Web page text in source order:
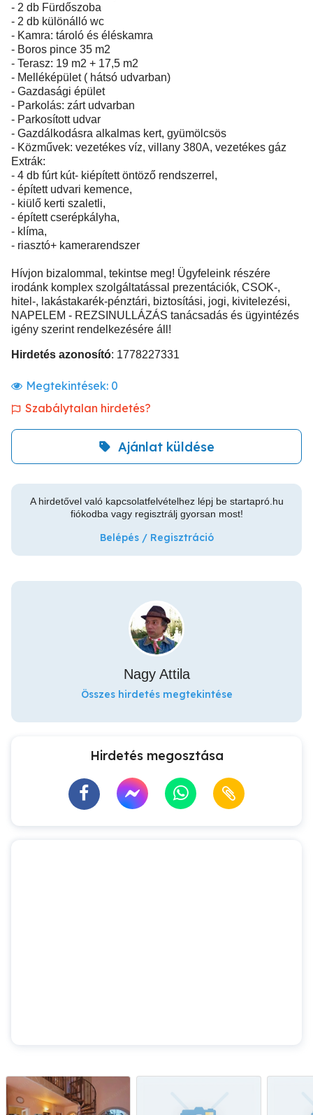
- 2 db Fürdőszoba
- 2 db különálló wc
- Kamra: tároló és éléskamra
- Boros pince 35 m2
- Terasz: 19 m2 + 17,5 m2
- Melléképület ( hátsó udvarban)
- Gazdasági épület
- Parkolás: zárt udvarban
- Parkosított udvar
- Gazdálkodásra alkalmas kert, gyümölcsös
- Közművek: vezetékes víz, villany 380A, vezetékes gáz
Extrák:
- 4 db fúrt kút- kiépített öntöző rendszerrel,
- épített udvari kemence,
- kiülő kerti szaletli,
- épített cserépkályha,
- klíma,
- riasztó+ kamerarendszer
Hívjon bizalommal, tekintse meg! Ügyfeleink részére
irodánk komplex szolgáltatással prezentációk, CSOK-,
hitel-, lakástakarék-pénztári, biztosítási, jogi, kivitelezési,
NAPELEM - REZSINULLÁZÁS tanácsadás és ügyintézés
igény szerint rendelkezésére áll!
Hirdetés azonosító: 1778227331
Megtekintések: 0
Szabálytalan hirdetés?
Ajánlat küldése
A hirdetővel való kapcsolatfelvételhez lépj be startapró.hu
fiókodba vagy regisztrálj gyorsan most!
Belépés / Regisztráció
Nagy Attila
Összes hirdetés megtekintése
Hirdetés megosztása